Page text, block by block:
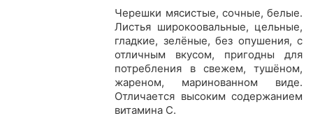
Черешки мясистые, сочные, белые.
Листья широкоовальные, цельные,
гладкие, зелёные, без опушения, с
отличным вкусом, пригодны для
потребления в свежем, тушёном,
жареном, маринованном виде.
Отличается высоким содержанием
витамина С.